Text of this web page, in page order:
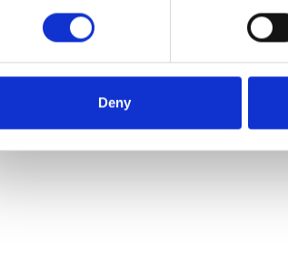
Deny